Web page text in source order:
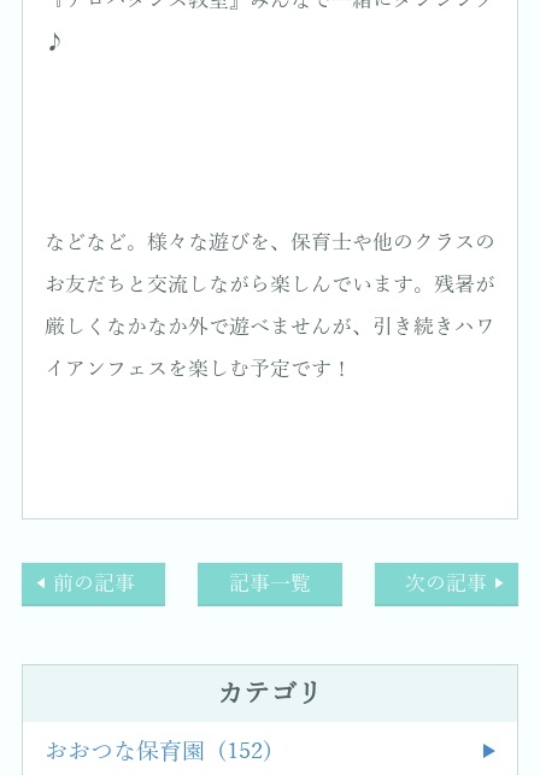
♪
などなど。様々な遊びを、保育士や他のクラスの
お友だちと交流しながら楽しんでいます。残暑が
厳しくなかなか外で遊べませんが、引き続きハワ
イアンフェスを楽しむ予定です！
前の記事 記事一覧 次の記事
カテゴリ
おおつな保育園 (152)